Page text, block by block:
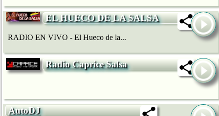
EL HUECO DE LA SALSA
RADIO EN VIVO - El Hueco de la...
Radio Caprice Salsa
AutoDJ